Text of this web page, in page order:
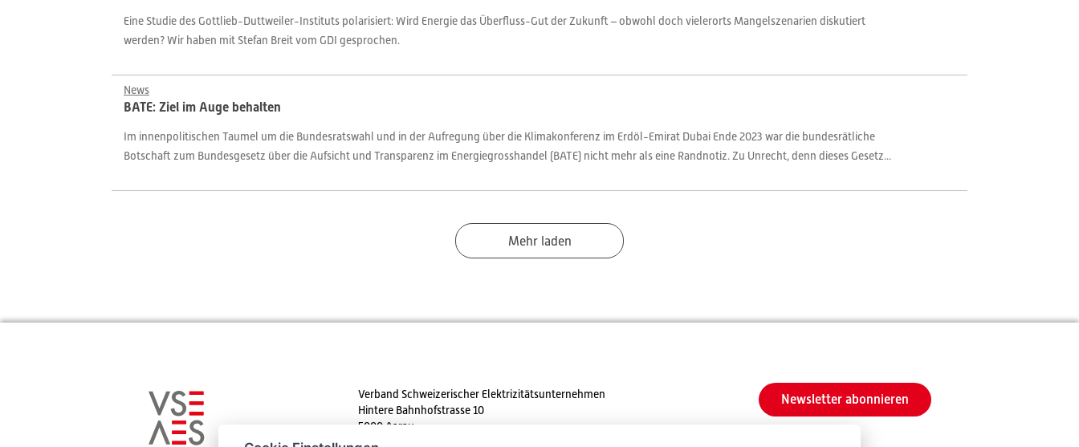
Eine Studie des Gottlieb-Duttweiler-Instituts polarisiert: Wird Energie das Überfluss-Gut der Zukunft – obwohl doch vielerorts Mangelszenarien diskutiert
werden? Wir haben mit Stefan Breit vom GDI gesprochen.
News
BATE: Ziel im Auge behalten
Im innenpolitischen Taumel um die Bundesratswahl und in der Aufregung über die Klimakonferenz im Erdöl-Emirat Dubai Ende 2023 war die bundesrätliche
Botschaft zum Bundesgesetz über die Aufsicht und Transparenz im Energiegrosshandel (BATE) nicht mehr als eine Randnotiz. Zu Unrecht, denn dieses Gesetz...
Mehr laden
Verband Schweizerischer Elektrizitätsunternehmen
Hintere Bahnhofstrasse 10
5000 Aarau
Newsletter abonnieren